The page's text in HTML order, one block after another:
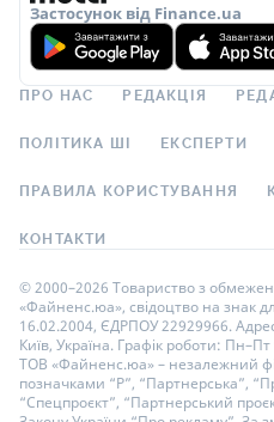
Застосунок від Finance.ua
ПРО НАС РЕДАКЦІЯ
ПОЛІТИКА ШІ ЕКСПЕРТИ
ПРАВИЛА КОРИСТУВАННЯ
КОНТАКТИ
© 2000–2026 Товариство з
«Файненс.юа», свідоцтво на знак
16.02.2004, ЄДРПОУ 22929966.
Київ, Україна. Графік роботи:
ТОВ «Файненс.юа» – незалежний
позначками “Р”, “Партнерська”,
“Спецпроєкт”, “Партнерський